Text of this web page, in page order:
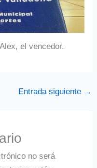
el vencedor.
Entrada siguiente →
no será